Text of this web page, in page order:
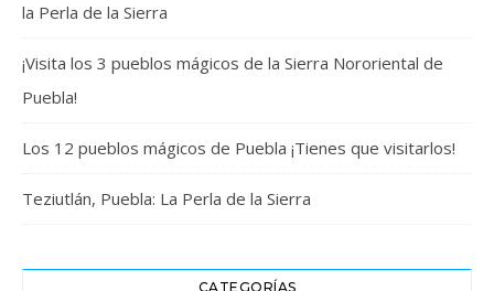
la Perla de la Sierra
¡Visita los 3 pueblos mágicos de la Sierra Nororiental de
Puebla!
Los 12 pueblos mágicos de Puebla ¡Tienes que visitarlos!
Teziutlán, Puebla: La Perla de la Sierra
CATEGORÍAS